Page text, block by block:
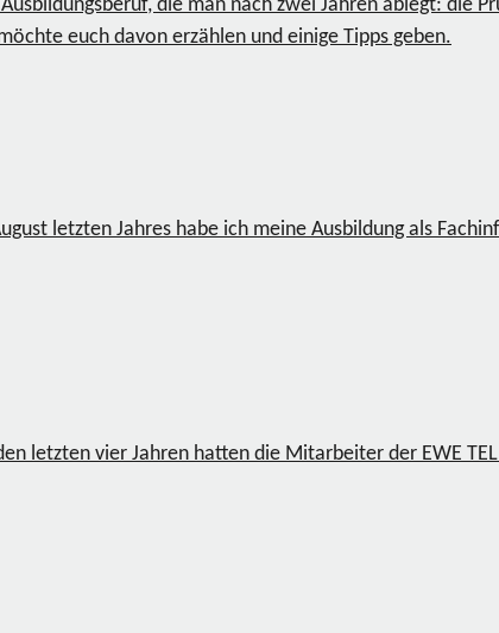
die man nach zwei Jahren ablegt: die
euch davon erzählen und einige Tipps geben.
letzten Jahres habe ich meine Ausbildung als
letzten vier Jahren hatten die Mitarbeiter der EWE